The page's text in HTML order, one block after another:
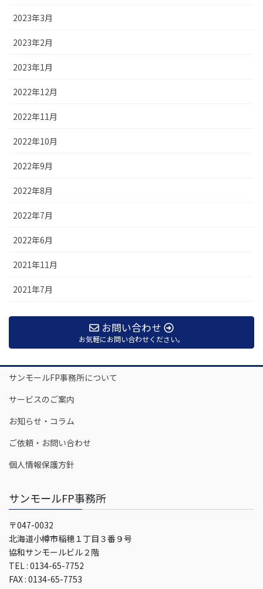
2023年3月
2023年2月
2023年1月
2022年12月
2022年11月
2022年10月
2022年9月
2022年8月
2022年7月
2022年6月
2021年11月
2021年7月
お問い合わせ
お気軽にお問い合わせください。
サンモールFP事務所について
サービスのご案内
お知らせ・コラム
ご依頼・お問い合わせ
個人情報保護方針
サンモールFP事務所
〒047-0032
北海道小樽市稲穂１丁目３番９号
協和サンモールビル２階
TEL : 0134-65-7752
FAX : 0134-65-7753